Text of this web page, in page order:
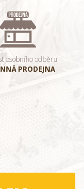
osobního odběru
PRODEJNA